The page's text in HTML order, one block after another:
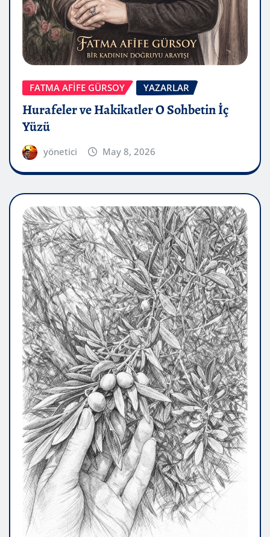
FATMA AFİFE GÜRSOY YAZARLAR
Hurafeler ve Hakikatler O Sohbetin İç
Yüzü
yönetici May 8, 2026